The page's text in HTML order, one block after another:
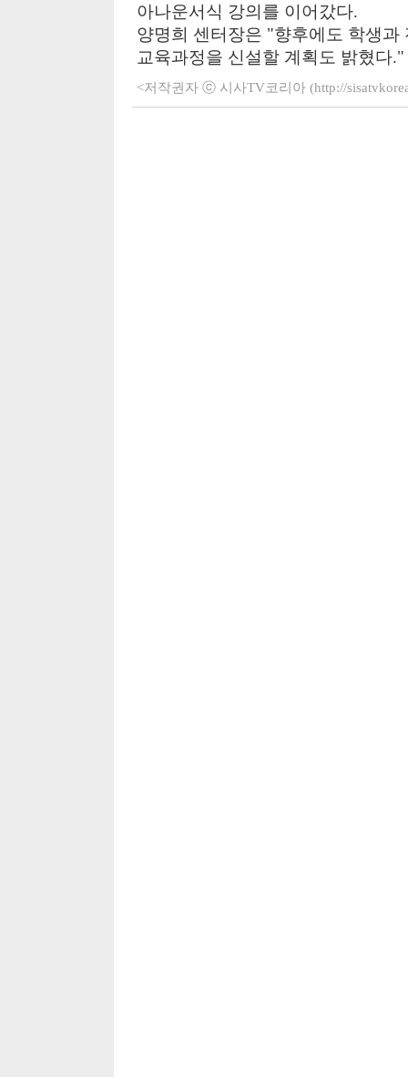
아나운서식 강의를 이어갔다.
양명희 센터장은 "향후에도 학생
교육과정을 신설할 계획도 밝혔다."
<저작권자 ⓒ 시사TV코리아 (http://